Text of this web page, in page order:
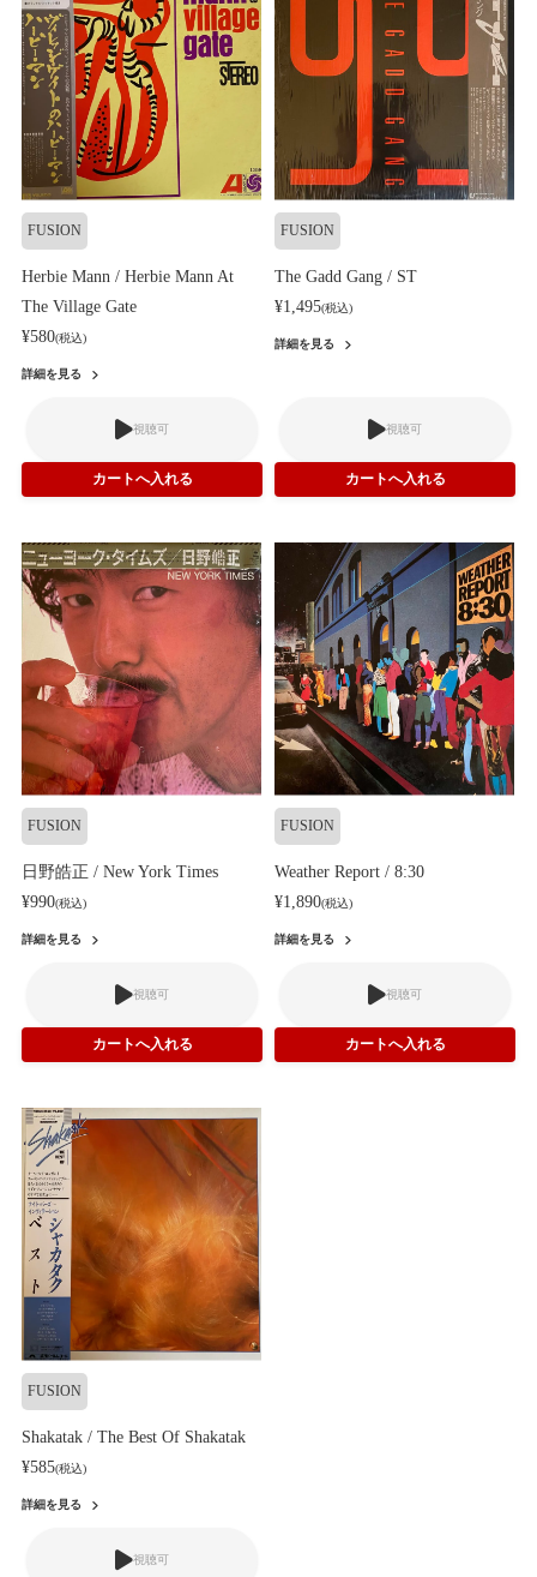
FUSION
Herbie Mann / Herbie Mann At
The Village Gate
¥580(税込)
詳細を見る
視聴可
FUSION
The Gadd Gang / ST
¥1,495(税込)
詳細を見る
視聴可
FUSION
日野皓正 / New York Times
¥990(税込)
詳細を見る
視聴可
FUSION
Weather Report / 8:30
¥1,890(税込)
詳細を見る
視聴可
FUSION
Shakatak / The Best Of Shakatak
¥585(税込)
詳細を見る
視聴可